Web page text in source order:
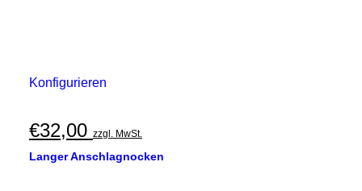
Konfigurieren
€32,00 zzgl. MwSt.
Langer Anschlagnocken